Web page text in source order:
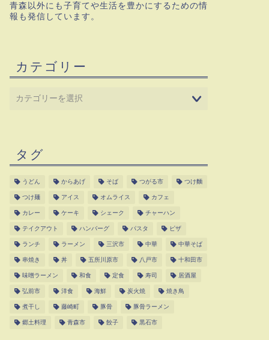
青森以外にも子育てや生活を豊かにするための情
報も発信しています。
カテゴリー
タグ
うどん からあげ そば つがる市 つけ麵
つけ麺 アイス オムライス カフェ
カレー ケーキ シェーク チャーハン
テイクアウト ハンバーグ パスタ ピザ
ランチ ラーメン 三沢市 中華 中華そば
串焼き 丼 五所川原市 八戸市 十和田市
味噌ラーメン 和食 定食 寿司 居酒屋
弘前市 洋食 海鮮 炭火焼 焼き鳥
煮干し 藤崎町 豚骨 豚骨ラーメン
郷土料理 青森市 餃子 黒石市